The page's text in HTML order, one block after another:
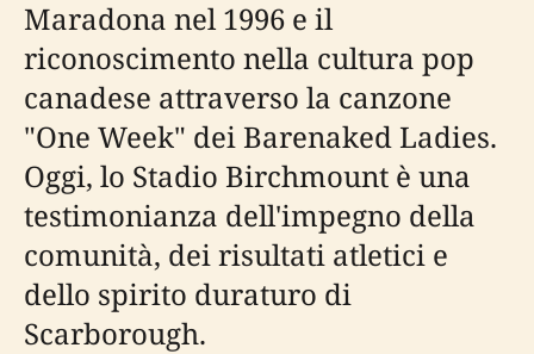
Maradona nel 1996 e il
riconoscimento nella cultura pop
canadese attraverso la canzone
"One Week" dei Barenaked Ladies.
Oggi, lo Stadio Birchmount è una
testimonianza dell'impegno della
comunità, dei risultati atletici e
dello spirito duraturo di
Scarborough.